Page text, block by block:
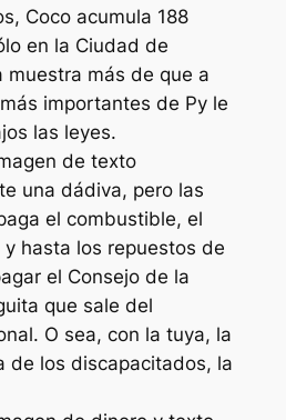
Coco acumula 188
en la Ciudad de
muestra más de que a
importantes de Py le
las leyes.
una dádiva, pero las
el combustible, el
hasta los repuestos de
el Consejo de la
que sale del
O sea, con la tuya, la
de los discapacitados, la